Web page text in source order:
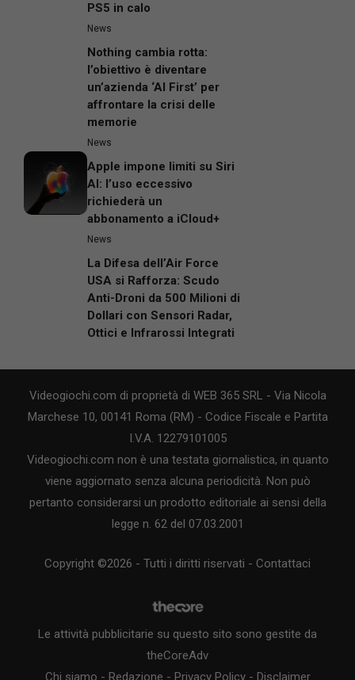
PS5 in calo
News
Nothing cambia rotta:
l’obiettivo è diventare
un’azienda ‘AI First’ per
affrontare la crisi delle
memorie
News
Apple impone limiti su Siri
AI: l’uso eccessivo
richiederà un
abbonamento a iCloud+
News
La Difesa dell’Air Force
USA si Rafforza: Scudo
Anti-Droni da 500 Milioni di
Dollari con Sensori Radar,
Ottici e Infrarossi Integrati
Videogiochi.com di proprietà di WEB 365 SRL - Via Nicola
Marchese 10, 00141 Roma (RM) - Codice Fiscale e Partita
I.V.A. 12279101005
Videogiochi.com non è una testata giornalistica, in quanto
viene aggiornato senza alcuna periodicità. Non può
pertanto considerarsi un prodotto editoriale ai sensi della
legge n. 62 del 07.03.2001
Copyright ©2026 - Tutti i diritti riservati - Contattaci
Le attività pubblicitarie su questo sito sono gestite da
theCoreAdv
Chi siamo - Redazione - Privacy Policy- Disclaimer